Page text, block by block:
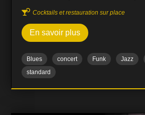
son univers musical riche et sa
funk et blues. Cette jam session
les musiciens et passionnés, dans
conviviale et dynamique. C’est
découvrir des improvisations
dialogue musical entre les artistes
moments intenses et spontanés.
vous est offerte sur inscription via
 Cocktails et restauration sur place
En savoir plus
Blues concert Funk Jazz
standard